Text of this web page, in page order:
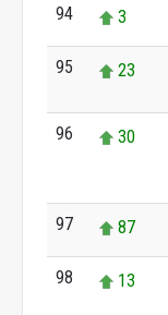
94 3
95 23
96 30
97 87
98 13